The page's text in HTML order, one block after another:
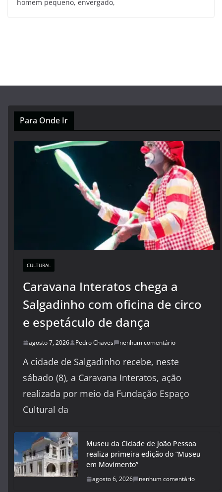
homem pequeno, envergado,
Para Onde Ir
CULTURAL
Caravana Interatos chega a
Salgadinho com oficina de circo
e espetáculo de dança
agosto 7, 2026 Pedro Chaves nenhum comentário
A cidade de Salgadinho recebe, neste
sábado (8), a Caravana Interatos, ação
realizada por meio da Fundação Espaço
Cultural da
Museu da Cidade de João Pessoa
realiza primeira edição do “Museu
em Movimento”
agosto 6, 2026 nenhum comentário